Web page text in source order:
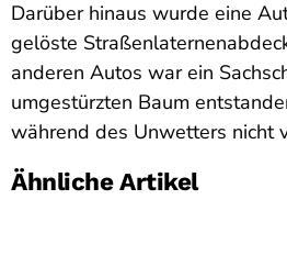
Darüber hinaus wurde eine
gelöste
anderen Autos war ein
umgestürzten Baum
während des Unwetters nicht
Ähnliche Artikel